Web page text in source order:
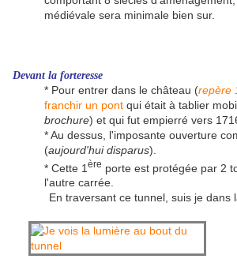
médiévale sera minimale bien sur.
Devant la forteresse
* Pour entrer dans le château (repère
franchir un pont qui était à tablier
brochure) et qui fut empierré vers
* Au dessus, l'imposante ouverture
(aujourd'hui disparus).
* Cette 1 ère porte est protégée par 2
l'autre carrée.
En traversant ce tunnel, suis je dans